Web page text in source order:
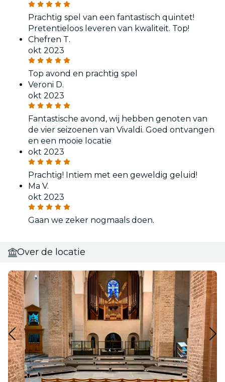
Prachtig spel van een fantastisch quintet!
Pretentieloos leveren van kwaliteit. Top!
Chefren T.
okt 2023
Top avond en prachtig spel
Veroni D.
okt 2023
Fantastische avond, wij hebben genoten van
de vier seizoenen van Vivaldi. Goed ontvangen
en een mooie locatie
okt 2023
Prachtig! Intiem met een geweldig geluid!
Ma V.
okt 2023
Gaan we zeker nogmaals doen.
Over de locatie